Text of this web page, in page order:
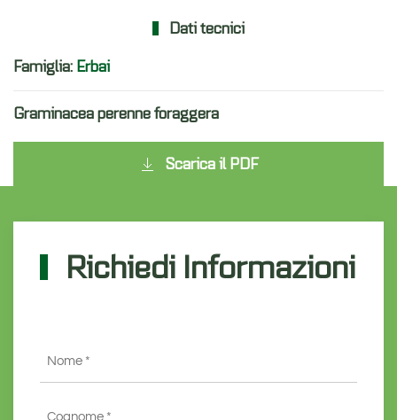
Dati tecnici
Famiglia: Erbai
Graminacea perenne foraggera
Scarica il PDF
Richiedi Informazioni